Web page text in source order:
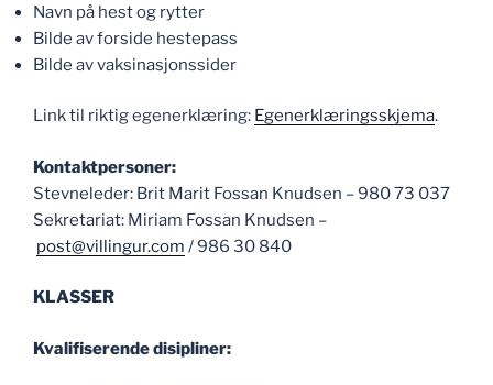
Navn på hest og rytter
Bilde av forside hestepass
Bilde av vaksinasjonssider
Link til riktig egenerklæring: Egenerklæringsskjema.
Kontaktpersoner:
Stevneleder: Brit Marit Fossan Knudsen – 980 73 037
Sekretariat: Miriam Fossan Knudsen –
post@villingur.com / 986 30 840
KLASSER
Kvalifiserende disipliner: